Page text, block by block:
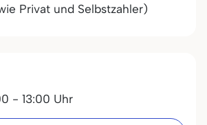
Privat und Selbstzahler)
- 13:00 Uhr